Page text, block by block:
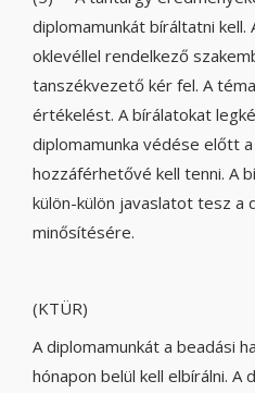
diplomamunkát bíráltatni kell.
oklevéllel rendelkező
tanszékvezető kér fel. A
értékelést. A bírálatokat
diplomamunka védése előtt
hozzáférhetővé kell tenni. A
külön-külön javaslatot tesz a
minősítésére.
(KTÜR)
A diplomamunkát a beadási
hónapon belül kell elbírálni. A